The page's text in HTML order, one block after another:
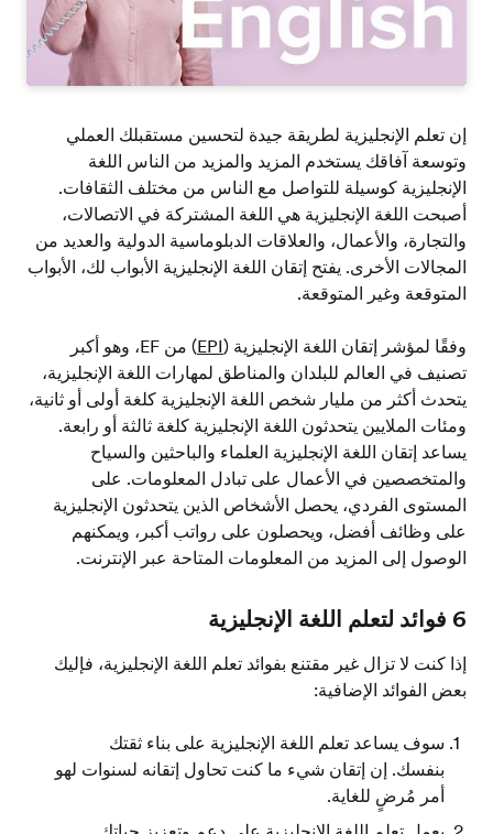
إن تعلم الإنجليزية لطريقة جيدة لتحسين مستقبلك العملي
وتوسعة آفاقك يستخدم المزيد والمزيد من الناس اللغة
الإنجليزية كوسيلة للتواصل مع الناس من مختلف الثقافات.
أصبحت اللغة الإنجليزية هي اللغة المشتركة في الاتصالات،
والتجارة، والأعمال، والعلاقات الدبلوماسية الدولية والعديد من
المجالات الأخرى. يفتح إتقان اللغة الإنجليزية الأبواب لك، الأبواب
المتوقعة وغير المتوقعة.
وفقًا لمؤشر إتقان اللغة الإنجليزية (EPI
) من EF، وهو أكبر
تصنيف في العالم للبلدان والمناطق لمهارات اللغة الإنجليزية،
يتحدث أكثر من مليار شخص اللغة الإنجليزية كلغة أولى أو ثانية،
ومئات الملايين يتحدثون اللغة الإنجليزية كلغة ثالثة أو رابعة.
يساعد إتقان اللغة الإنجليزية العلماء والباحثين والسياح
والمتخصصين في الأعمال على تبادل المعلومات. على
المستوى الفردي، يحصل الأشخاص الذين يتحدثون الإنجليزية
على وظائف أفضل، ويحصلون على رواتب أكبر، ويمكنهم
الوصول إلى المزيد من المعلومات المتاحة عبر الإنترنت.
6 فوائد لتعلم اللغة الإنجليزية
إذا كنت لا تزال غير مقتنع بفوائد تعلم اللغة الإنجليزية، فإليك
بعض الفوائد الإضافية:
سوف يساعد تعلم اللغة الإنجليزية على بناء ثقتك
بنفسك. إن إتقان شيء ما كنت تحاول إتقانه لسنوات لهو
أمر مُرضٍ للغاية.